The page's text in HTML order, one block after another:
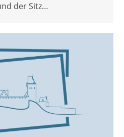
der Sitz…